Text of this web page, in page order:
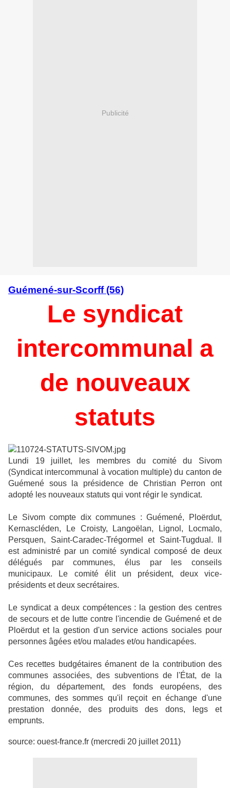
Publicité
Guémené-sur-Scorff (56)
Le syndicat
intercommunal a
de nouveaux
statuts
Lundi 19 juillet, les membres du comité du Sivom
(Syndicat intercommunal à vocation multiple) du canton de
Guémené sous la présidence de Christian Perron ont
adopté les nouveaux statuts qui vont régir le syndicat.
Le Sivom compte dix communes : Guémené, Ploërdut,
Kernascléden, Le Croisty, Langoëlan, Lignol, Locmalo,
Persquen, Saint-Caradec-Trégormel et Saint-Tugdual. Il
est administré par un comité syndical composé de deux
délégués par communes, élus par les conseils
municipaux. Le comité élit un président, deux vice-
présidents et deux secrétaires.
Le syndicat a deux compétences : la gestion des centres
de secours et de lutte contre l'incendie de Guémené et de
Ploërdut et la gestion d'un service actions sociales pour
personnes âgées et/ou malades et/ou handicapées.
Ces recettes budgétaires émanent de la contribution des
communes associées, des subventions de l'État, de la
région, du département, des fonds européens, des
communes, des sommes qu'il reçoit en échange d'une
prestation donnée, des produits des dons, legs et
emprunts.
source: ouest-france.fr (mercredi 20 juillet 2011)